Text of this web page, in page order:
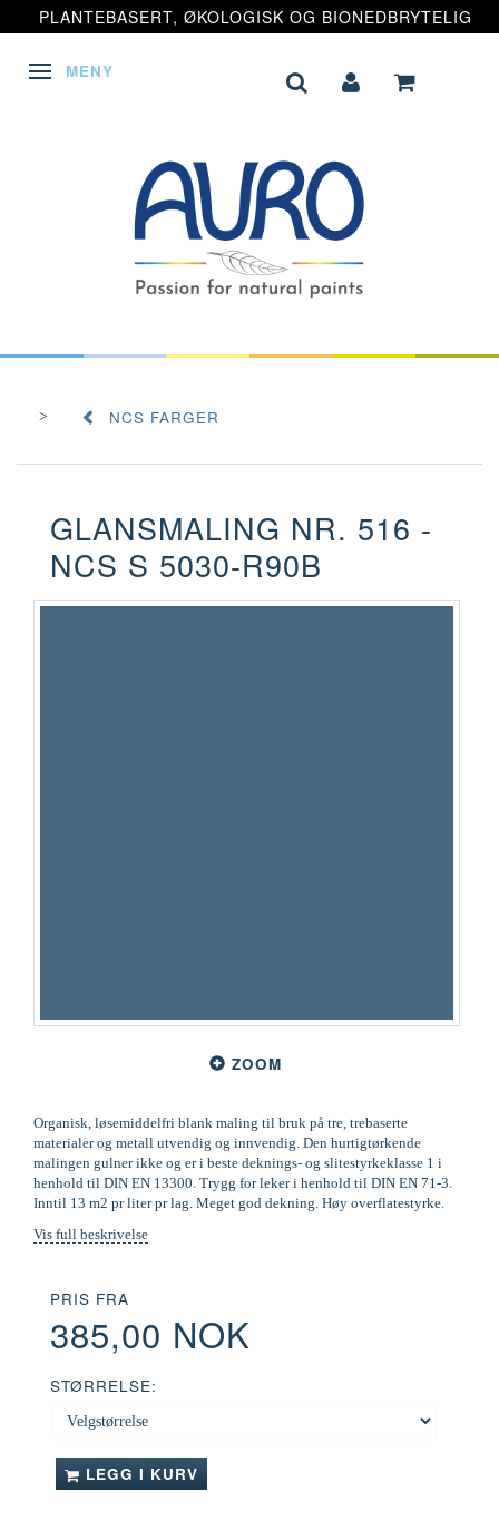
PLANTEBASERT, ØKOLOGISK OG BIONEDBRYTELIG
VEKSLE NAVIGASJON
MENY
NCS FARGER
GLANSMALING NR. 516 -
NCS S 5030-R90B
ZOOM
Organisk, løsemiddelfri blank maling til bruk på tre, trebaserte
materialer og metall utvendig og innvendig. Den hurtigtørkende
malingen gulner ikke og er i beste deknings- og slitestyrkeklasse 1 i
henhold til DIN EN 13300. Trygg for leker i henhold til DIN EN 71-3.
Inntil 13 m2 pr liter pr lag. Meget god dekning. Høy overflatestyrke.
Vis full beskrivelse
PRIS FRA
385,00 NOK
STØRRELSE:
LEGG I KURV